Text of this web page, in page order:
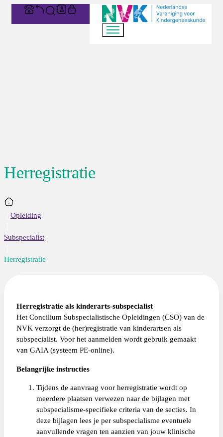
Herregistratie
Home
Opleiding
Subspecialist
Herregistratie
Herregistratie als kinderarts-subspecialist
Het Concilium Subspecialistische Opleidingen (CSO) van de
NVK verzorgt de (her)registratie van kinderartsen als
subspecialist. Voor het aanmelden wordt gebruik gemaakt
van GAIA (systeem PE-online).
Belangrijke instructies
Tijdens de aanvraag voor herregistratie wordt op
meerdere plaatsen verwezen naar de bijlagen met
subspecialisme-specifieke criteria van de secties. In
deze bijlagen lees je per subspecialisme eventuele
aanvullende vragen ten aanzien van jouw klinische